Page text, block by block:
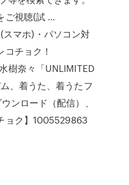
ご視聴(試 …
マホ)・パソコン対
チョク！
樹奈々「UNLIMITED
、着うた、着うたフ
ンロード（配信）、
ョク】1005529863